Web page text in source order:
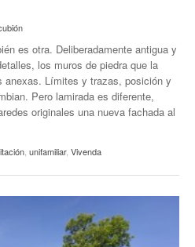
es otra. Deliberadamente antigua y
los muros de piedra que la
anexas. Límites y trazas, posición y
Pero lamirada es diferente,
originales una nueva fachada al
unifamiliar, Vivenda